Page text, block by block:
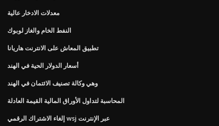
معدلات الادخار عالية
النفط الخام والغاز لوبوك
تطبيق المعاش على الانترنت هاريانا
أسعار الدولار الحية في الهند
وهي وكالة تصنيف الائتمان في الهند
المحاسبة لتداول الأوراق المالية القيمة العادلة
إلغاء الاشتراك الرقمي wsj عبر الإنترنت